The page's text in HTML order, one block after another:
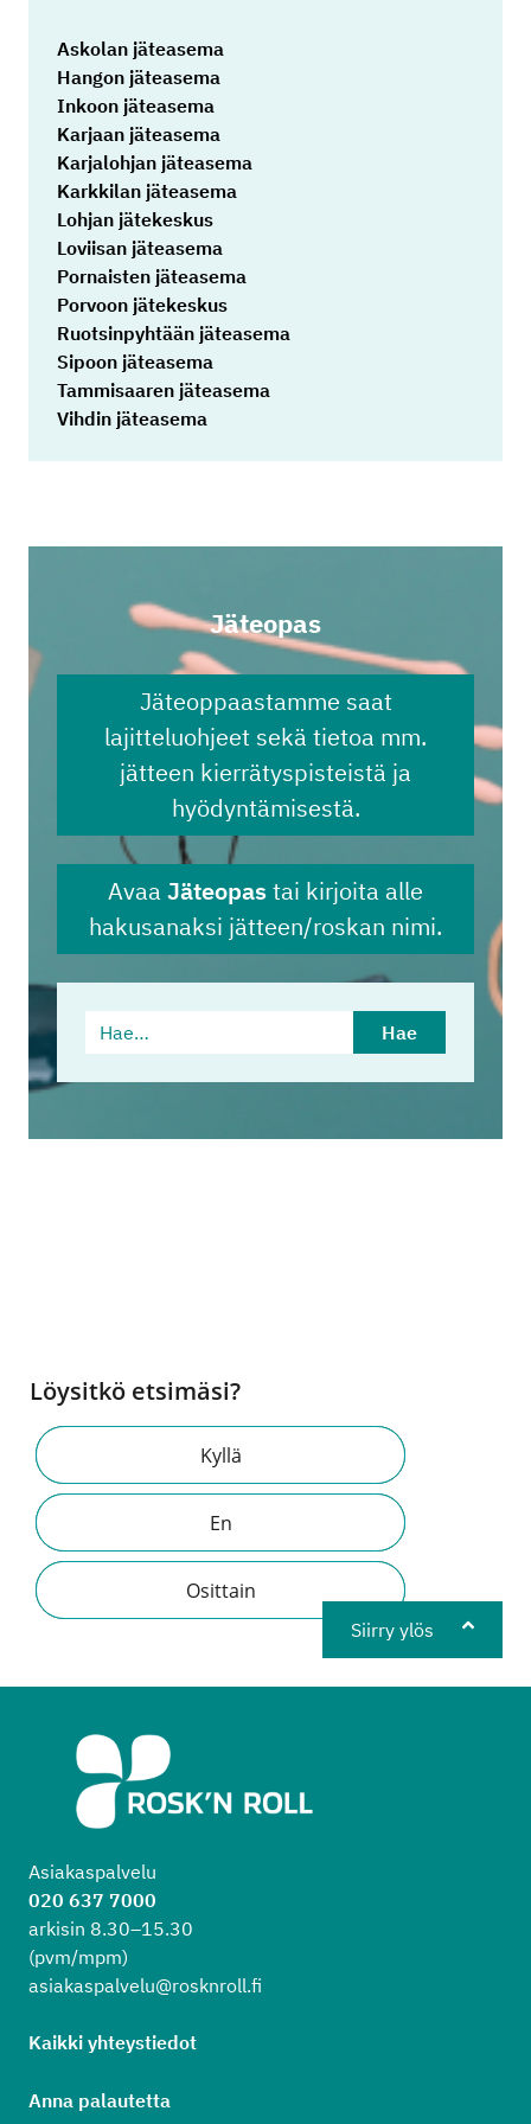
Askolan jäteasema
Hangon jäteasema
Inkoon jäteasema
Karjaan jäteasema
Karjalohjan jäteasema
Karkkilan jäteasema
Lohjan jätekeskus
Loviisan jäteasema
Pornaisten jäteasema
Porvoon jätekeskus
Ruotsinpyhtään jäteasema
Sipoon jäteasema
Tammisaaren jäteasema
Vihdin jäteasema
Jäteopas
Jäteoppaastamme saat
lajitteluohjeet sekä tietoa mm.
jätteen kierrätyspisteistä ja
hyödyntämisestä.
AvaaJäteopastai kirjoita alle
hakusanaksi jätteen/roskan nimi.
Hae… Hae
Löysitkö etsimäsi?
Kyllä
En
Osittain
Siirry ylös
Asiakaspalvelu
020 637 7000
arkisin 8.30–15.30
(pvm/mpm)
asiakaspalvelu@rosknroll.fi
Kaikki yhteystiedot
Anna palautetta